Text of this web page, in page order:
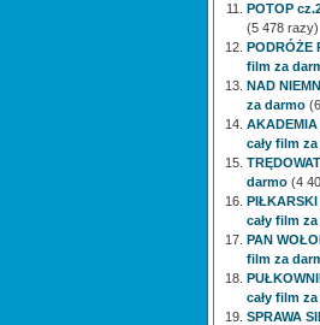
POTOP
(5 478 razy)
PODRÓŻE
film za
NAD
za darmo
cały film
darmo (4
cały film
PAN
film za
cały film
SPRAWA